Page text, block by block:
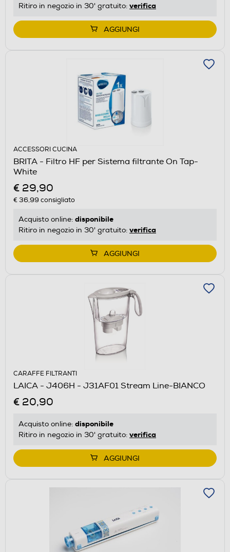
Ritiro in negozio in 30' gratuito: verifica
AGGIUNGI
ACCESSORI CUCINA
BRITA - Filtro HF per Sistema filtrante On Tap-
White
€ 29,90
€ 36,99 consigliato
Acquisto online: disponibile
Ritiro in negozio in 30' gratuito: verifica
AGGIUNGI
CARAFFE FILTRANTI
LAICA - J406H - J31AF01 Stream Line-BIANCO
€ 20,90
Acquisto online: disponibile
Ritiro in negozio in 30' gratuito: verifica
AGGIUNGI